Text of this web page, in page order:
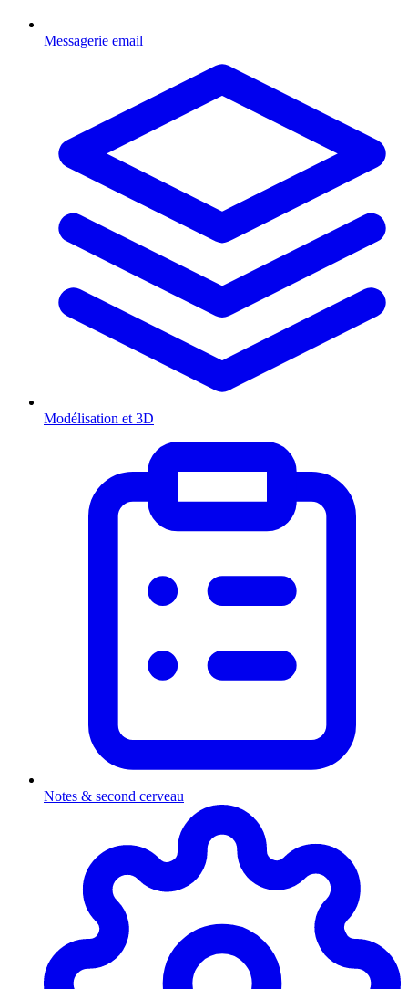
Messagerie email
Modélisation et 3D
Notes & second cerveau